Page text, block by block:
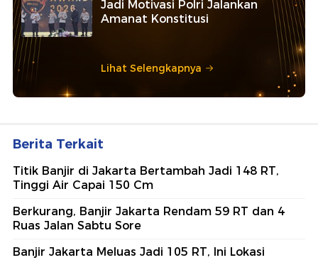
Jadi Motivasi Polri Jalankan
Amanat Konstitusi
Lihat Selengkapnya
Berita Terkait
Titik Banjir di Jakarta Bertambah Jadi 148 RT,
Tinggi Air Capai 150 Cm
Berkurang, Banjir Jakarta Rendam 59 RT dan 4
Ruas Jalan Sabtu Sore
Banjir Jakarta Meluas Jadi 105 RT, Ini Lokasi